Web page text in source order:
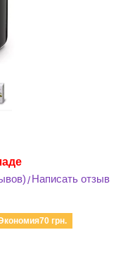
/Написать отзыв
грн.